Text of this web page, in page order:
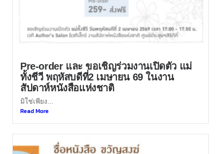
Pre-order และ ขอเชิญร่วมงานเปิดตัว แม่
ทั้งชีวี พฤหัสบดีที่2 เมษายน 69 ในงาน
สัปดาห์หนังสือแห่งชาติ
มิใช่เพียง...
Read More